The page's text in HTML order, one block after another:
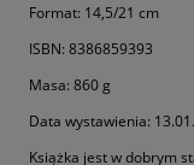
Format: 14,5/21 cm
ISBN: 8386859393
Masa: 860 g
Data wystawienia:
Książka jest w dobrym